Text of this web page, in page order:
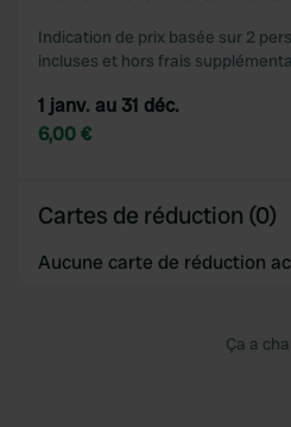
Indication de prix basée sur 2
incluses et hors frais
1 janv. au 31 déc.
6,00 €
Cartes de réduction (0)
Aucune carte de réduction
Ça a